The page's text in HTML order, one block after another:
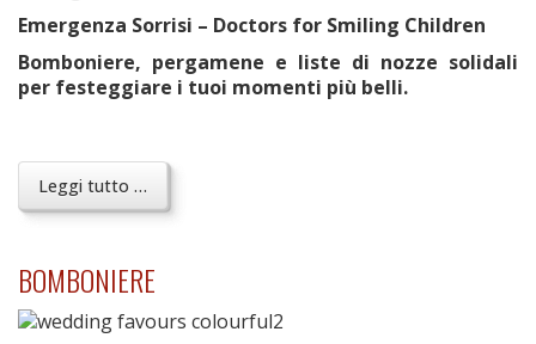
Emergenza Sorrisi – Doctors for Smiling Children
Bomboniere, pergamene e liste di nozze solidali
per festeggiare i tuoi momenti più belli.
Leggi tutto …
BOMBONIERE